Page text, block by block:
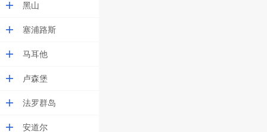
黑山
塞浦路斯
马耳他
卢森堡
法罗群岛
安道尔